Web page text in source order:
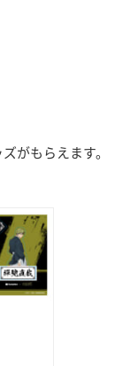
がもらえます。